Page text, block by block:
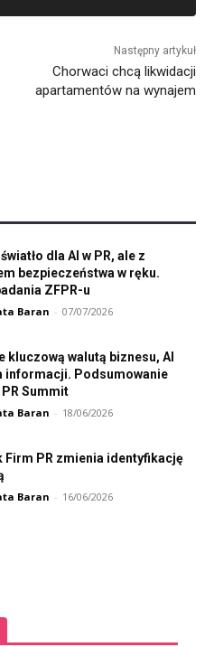
Następny artykuł
Chorwaci chcą likwidacji
apartamentów na wynajem
dla AI w PR, ale z
bezpieczeństwa w ręku.
ZFPR-u
Baran - 07/07/2026
kluczową walutą biznesu, AI
informacji. Podsumowanie
Summit
Baran - 18/06/2026
Firm PR zmienia identyfikację
Baran - 16/06/2026